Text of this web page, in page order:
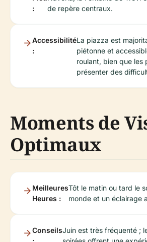
:
de repère centraux.
Accessibilité
:
La piazza est
piétonne et
roulant, bien que les
présenter des
Moments de
Optimaux
Meilleures
Heures :
Tôt le matin ou tard le
monde et un éclairage
ConseilsJuin est très fréquenté ;